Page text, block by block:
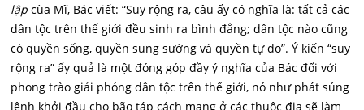
lập cùa Mĩ, Bác viết: “Suy rộng ra, câu ấy có nghĩa là: tất cả các
dân tộc trên thế giới đều sinh ra bình đẳng; dân tộc nào cũng
có quyền sống, quyền sung sướng và quyền tự do”. Ý kiến “suy
rộng ra” ấy quả là một đóng góp đầy ý nghĩa của Bác đối với
phong trào giải phóng dân tộc trên thế giới, nó như phát súng
lệnh khởi đầu cho bão táp cách mạng ở các thuộc địa sẽ làm